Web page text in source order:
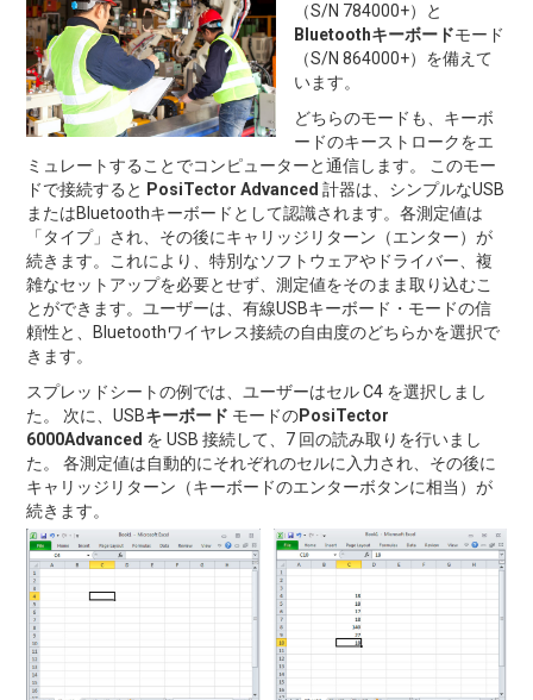
（S/N 784000+）と
Bluetoothキーボードモード
（S/N 864000+）を備えて
います。
どちらのモードも、キーボ
ードのキーストロークをエ
ミュレートすることでコンピューターと通信します。 このモー
ドで接続すると PosiTector Advanced計器は、シンプルなUSB
またはBluetoothキーボードとして認識されます。各測定値は
「タイプ」され、その後にキャリッジリターン（エンター）が
続きます。これにより、特別なソフトウェアやドライバー、複
雑なセットアップを必要とせず、測定値をそのまま取り込むこ
とができます。ユーザーは、有線USBキーボード・モードの信
頼性と、Bluetoothワイヤレス接続の自由度のどちらかを選択で
きます。
スプレッドシートの例では、ユーザーはセル C4 を選択しまし
た。 次に、USBキーボード モードのPosiTector
6000Advanced を USB 接続して、7 回の読み取りを行いまし
た。 各測定値は自動的にそれぞれのセルに入力され、その後に
キャリッジリターン（キーボードのエンターボタンに相当）が
続きます。